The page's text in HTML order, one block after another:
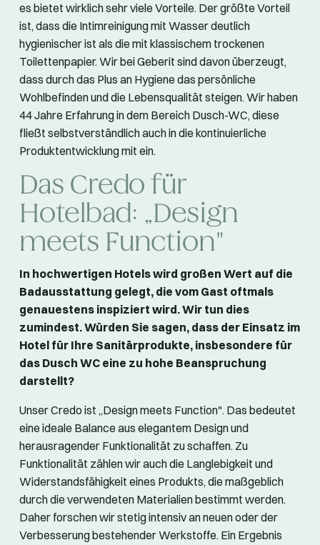
es bietet wirklich sehr viele Vorteile. Der größte Vorteil
ist, dass die Intimreinigung mit Wasser deutlich
hygienischer ist als die mit klassischem trockenen
Toilettenpapier. Wir bei Geberit sind davon überzeugt,
dass durch das Plus an Hygiene das persönliche
Wohlbefinden und die Lebensqualität steigen. Wir haben
44 Jahre Erfahrung in dem Bereich Dusch-WC, diese
fließt selbstverständlich auch in die kontinuierliche
Produktentwicklung mit ein.
Das Credo für
Hotelbad: „Design
meets Function"
In hochwertigen Hotels wird großen Wert auf die
Badausstattung gelegt, die vom Gast oftmals
genauestens inspiziert wird. Wir tun dies
zumindest. Würden Sie sagen, dass der Einsatz im
Hotel für Ihre Sanitärprodukte, insbesondere für
das Dusch WC eine zu hohe Beanspruchung
darstellt?
Unser Credo ist „Design meets Function". Das bedeutet
eine ideale Balance aus elegantem Design und
herausragender Funktionalität zu schaffen. Zu
Funktionalität zählen wir auch die Langlebigkeit und
Widerstandsfähigkeit eines Produkts, die maßgeblich
durch die verwendeten Materialien bestimmt werden.
Daher forschen wir stetig intensiv an neuen oder der
Verbesserung bestehender Werkstoffe. Ein Ergebnis